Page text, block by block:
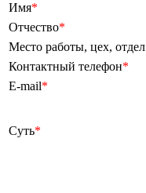
Имя*
Отчество*
Место работы, цех, отдел
Контактный телефон*
E-mail*
Суть*